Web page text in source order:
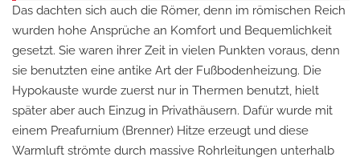
Das dachten sich auch die Römer, denn im römischen Reich
wurden hohe Ansprüche an Komfort und Bequemlichkeit
gesetzt. Sie waren ihrer Zeit in vielen Punkten voraus, denn
sie benutzten eine antike Art der Fußbodenheizung. Die
Hypokauste wurde zuerst nur in Thermen benutzt, hielt
später aber auch Einzug in Privathäusern. Dafür wurde mit
einem Preafurnium (Brenner) Hitze erzeugt und diese
Warmluft strömte durch massive Rohrleitungen unterhalb